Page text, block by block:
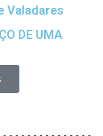
Valadares
DE UMA